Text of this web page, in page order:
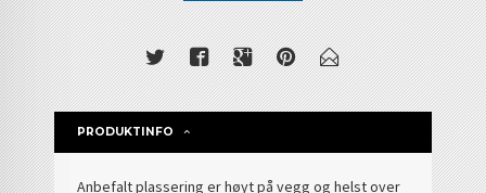
PRODUKTINFO
Anbefalt plassering er høyt på vegg og helst over